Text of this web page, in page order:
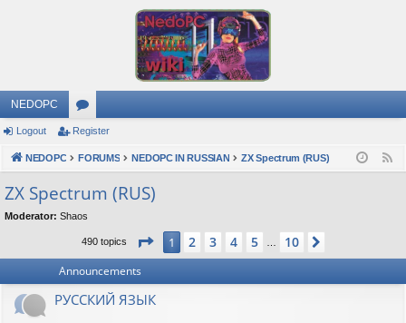
NEDOPC
or
u
s
Logout Register
NEDOPC FORUMS NEDOPC IN RUSSIAN ZX Spectrum (RUS)
ZX Spectrum (RUS)
Moderator: Shaos
490 topics Page 1of10
1 2 3 4 5 10
Announcements
РУССКИЙ ЯЗЫК